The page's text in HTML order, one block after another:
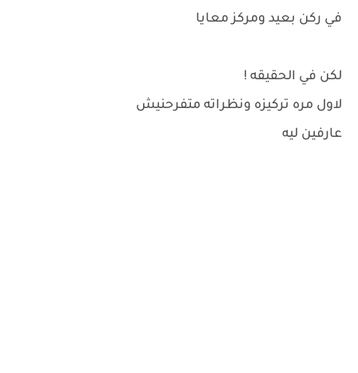
في ركن بعيد ومركز معايا
لكن في الحقيقه !
لاول مره تركيزه ونظراته متفرحنيش
عارفين ليه